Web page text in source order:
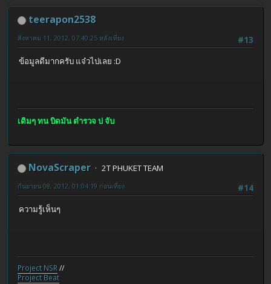
teerapon2538
#13
สิงหาคม 11, 2012, 07:40:25 หลังเที่ยง
ข้อมูลดีมากครับ แจ๋วไปเลย :D
เดิมๆ ทน บิดมัน ตำรวจ บ่ จับ
NovaScraper
2T PHUKET TEAM
#14
กันยายน 08, 2012, 01:04:19 ก่อนเที่ยง
ความรู้เห็นๆ
Project NSR//
Project Beat